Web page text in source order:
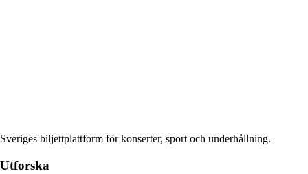
Sveriges biljettplattform för konserter, sport och underhållning.
Utforska